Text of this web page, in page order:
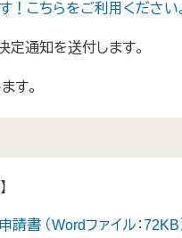
こちらをご利用ください
定通知を送付します。
す。
請書 （Wordファイル：72KB